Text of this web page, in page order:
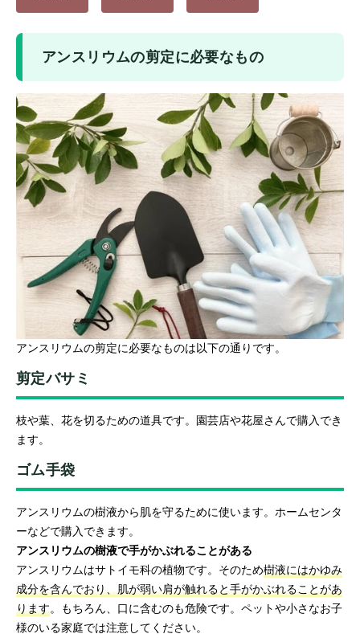
アンスリウムの剪定に必要なもの
アンスリウムの剪定に必要なものは以下の通りです。
剪定バサミ
枝や葉、花を切るための道具です。園芸店や花屋さんで購入でき
ます。
ゴム手袋
アンスリウムの樹液から肌を守るために使います。ホームセンタ
ーなどで購入できます。
アンスリウムの樹液で手がかぶれることがある
アンスリウムはサトイモ科の植物です。そのため樹液にはかゆみ
成分を含んでおり、肌が弱い肩が触れると手がかぶれることがあ
ります。もちろん、口に含むのも危険です。ペットや小さなお子
様のいる家庭では注意してください。